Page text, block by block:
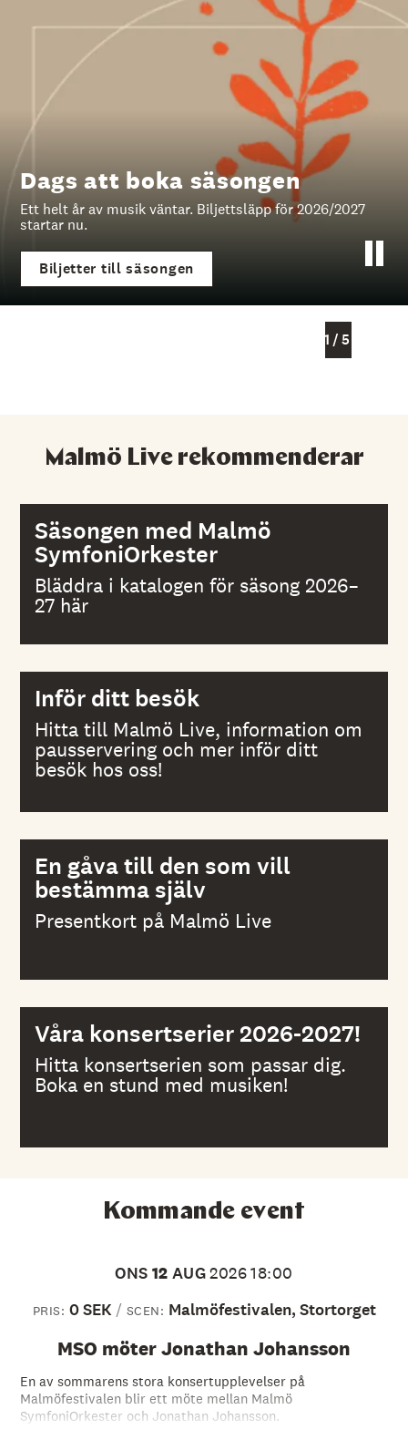
Dags att boka säsongen
Ett helt år av musik väntar. Biljettsläpp för 2026/2027
startar nu.
Biljetter till säsongen
1 /5
Malmö Live rekommenderar
Säsongen med Malmö
SymfoniOrkester
Bläddra i katalogen för säsong 2026–
27 här
Inför ditt besök
Hitta till Malmö Live, information om
pausservering och mer inför ditt
besök hos oss!
En gåva till den som vill
bestämma själv
Presentkort på Malmö Live
Våra konsertserier 2026-2027!
Hitta konsertserien som passar dig.
Boka en stund med musiken!
Kommande event
ONS 12 AUG202618:00
PRIS: 0 SEK SCEN: Malmöfestivalen, Stortorget
MSO möter Jonathan Johansson
En av sommarens stora konsertupplevelser på
Malmöfestivalen blir ett möte mellan Malmö
SymfoniOrkester och Jonathan Johansson.